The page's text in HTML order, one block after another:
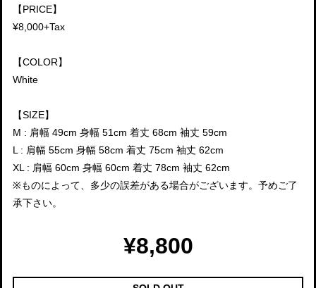
【PRICE】
¥8,000+Tax
【COLOR】
White
【SIZE】
M : 肩幅 49cm 身幅 51cm 着丈 68cm 袖丈 59cm
L : 肩幅 55cm 身幅 58cm 着丈 75cm 袖丈 62cm
XL : 肩幅 60cm 身幅 60cm 着丈 78cm 袖丈 62cm
※ものによって、多少の誤差がある場合がございます。予めご了
承下さい。
¥8,800